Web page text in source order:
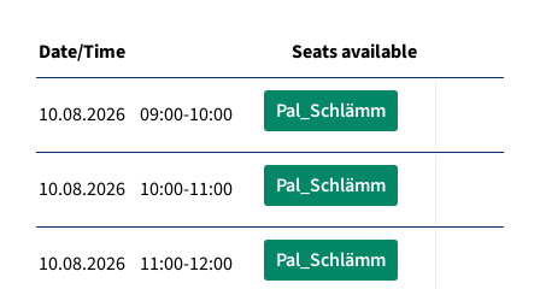
Date/Time Seats available
10.08.2026 09:00-10:00 Pal_Schlämm
10.08.2026 10:00-11:00 Pal_Schlämm
10.08.2026 11:00-12:00 Pal_Schlämm